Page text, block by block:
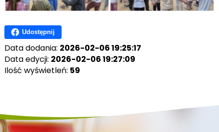
Udostępnij
Data dodania: 2026-02-06 19:25:17
Data edycji: 2026-02-06 19:27:09
Ilość wyświetleń: 59